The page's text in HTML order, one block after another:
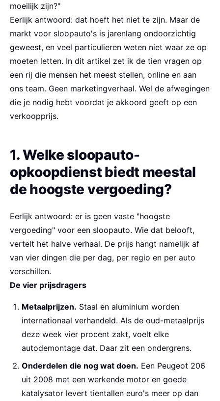
moeilijk zijn?"
Eerlijk antwoord: dat hoeft het niet te zijn. Maar de
markt voor sloopauto's is jarenlang ondoorzichtig
geweest, en veel particulieren weten niet waar ze op
moeten letten. In dit artikel zet ik de tien vragen op
een rij die mensen het meest stellen, online en aan
ons team. Geen marketingverhaal. Wel de afwegingen
die je nodig hebt voordat je akkoord geeft op een
verkoopprijs.
1. Welke sloopauto-
opkoopdienst biedt meestal
de hoogste vergoeding?
Eerlijk antwoord: er is geen vaste "hoogste
vergoeding" voor een sloopauto. Wie dat belooft,
vertelt het halve verhaal. De prijs hangt namelijk af
van vier dingen die per dag, per regio en per auto
verschillen.
De vier prijsdragers
Metaalprijzen. Staal en aluminium worden
internationaal verhandeld. Als de oud-metaalprijs
deze week vier procent zakt, voelt elke
autodemontage dat. Daar zit een ondergrens.
Onderdelen die nog wat doen. Een Peugeot 206
uit 2008 met een werkende motor en goede
katalysator levert tientallen euro's meer op dan